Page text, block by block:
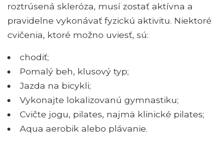
roztrúsená skleróza, musí zostať aktívna a
pravidelne vykonávať fyzickú aktivitu. Niektoré
cvičenia, ktoré možno uviesť, sú:
chodiť;
Pomalý beh, klusový typ;
Jazda na bicykli;
Vykonajte lokalizovanú gymnastiku;
Cvičte jogu, pilates, najmä klinické pilates;
Aqua aerobik alebo plávanie.